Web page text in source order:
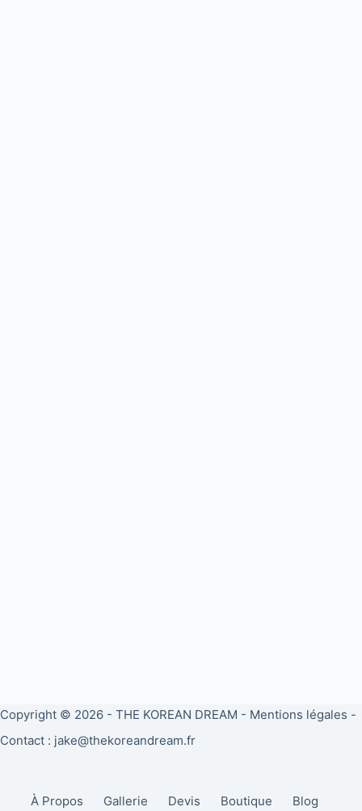
Copyright © 2026 - THE KOREAN DREAM - Mentions légales -
Contact : jake@thekoreandream.fr
À Propos Gallerie Devis Boutique Blog